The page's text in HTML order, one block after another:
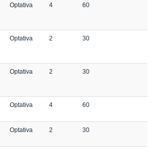
Optativa 4 60
Optativa 2 30
Optativa 2 30
Optativa 4 60
Optativa 2 30